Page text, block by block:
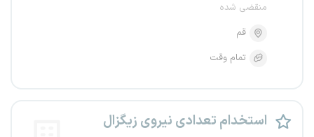
منقضی شده
قم
تمام وقت
استخدام تعدادی نیروی زیگزال